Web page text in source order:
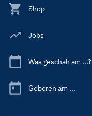
Shop
Jobs
Was geschah am ...?
Geboren am ...